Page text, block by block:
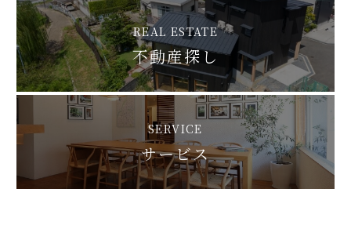
REAL ESTATE
不動産探し
SERVICE
サービス